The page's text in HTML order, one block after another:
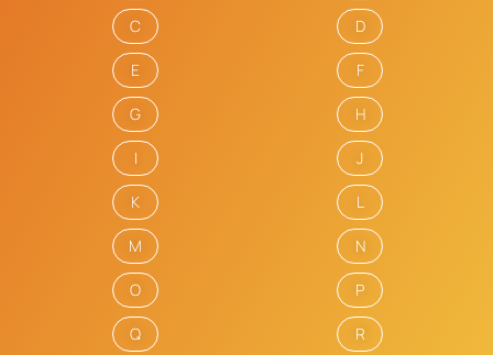
C D
E F
G H
I J
K L
M N
O P
Q R